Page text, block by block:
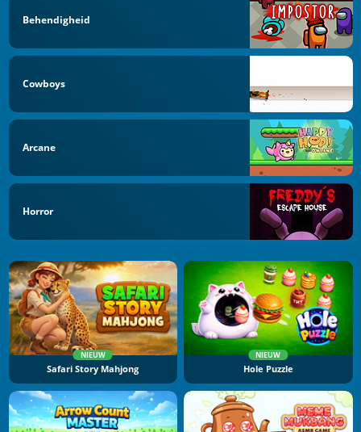
Behendigheid
Cowboys
Arcane
Horror
NIEUW
Safari Story Mahjong
NIEUW
Hole Puzzle